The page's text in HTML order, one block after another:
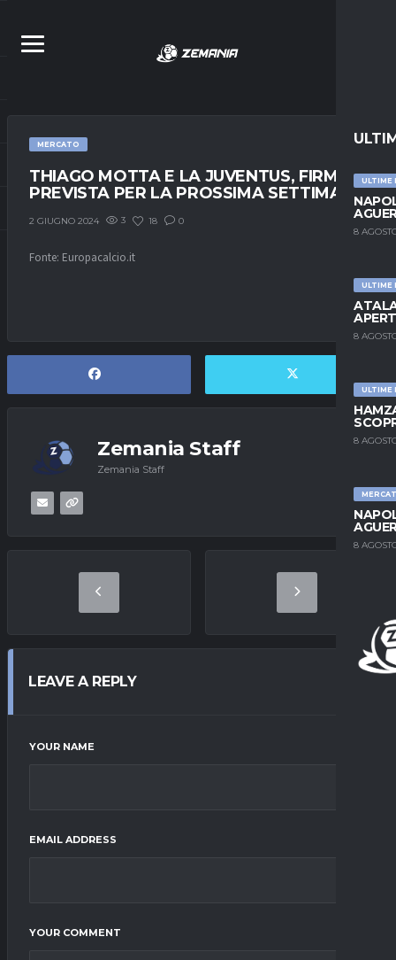
ULTIME
8
ULTIME
8
ULTIME
8
8
MERCATO
THIAGO MOTTA E LA JUVENTUS, FIRMA
PREVISTA PER LA PROSSIMA SETTIMANA
2 GIUGNO 2024 3 18 0
Fonte: Europacalcio.it
Zemania Staff
Zemania Staff
LEAVE A REPLY
YOUR NAME
EMAIL ADDRESS
YOUR COMMENT